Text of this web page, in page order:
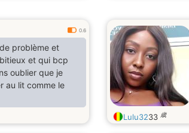
0.6
problème et
et qui bcp
oublier que je
au lit comme le
Lulu3233 歳